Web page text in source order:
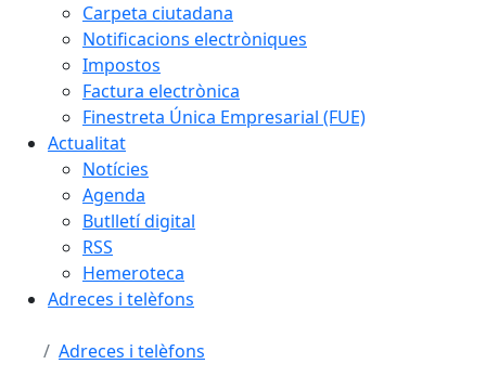
Carpeta ciutadana
Notificacions electròniques
Impostos
Factura electrònica
Finestreta Única Empresarial (FUE)
Actualitat
Notícies
Agenda
Butlletí digital
RSS
Hemeroteca
Adreces i telèfons
Adreces i telèfons